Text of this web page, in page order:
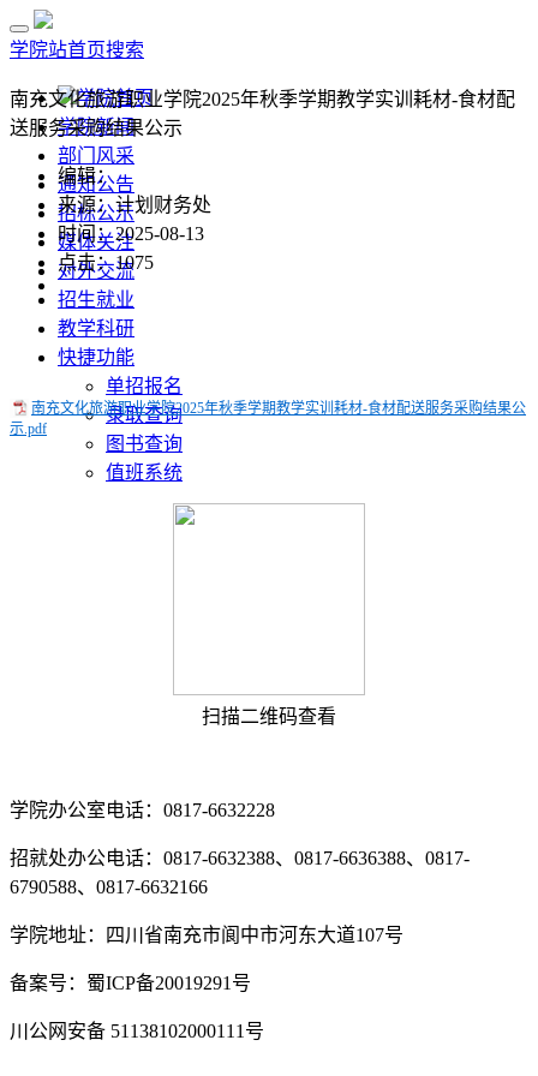
学院站首页搜索
学院首页
学院新闻
部门风采
通知公告
招标公示
媒体关注
对外交流
招生就业
教学科研
快捷功能
单招报名
录取查询
图书查询
值班系统
南充文化旅游职业学院2025年秋季学期教学实训耗材-食材配
送服务采购结果公示
编辑：
来源：计划财务处
时间：2025-08-13
点击：1075
南充文化旅游职业学院2025年秋季学期教学实训耗材-食材配送服务采购结果公
示.pdf
扫描二维码查看
学院办公室电话：0817-6632228
招就处办公电话：0817-6632388、0817-6636388、0817-
6790588、0817-6632166
学院地址：四川省南充市阆中市河东大道107号
备案号：蜀ICP备20019291号
川公网安备 51138102000111号